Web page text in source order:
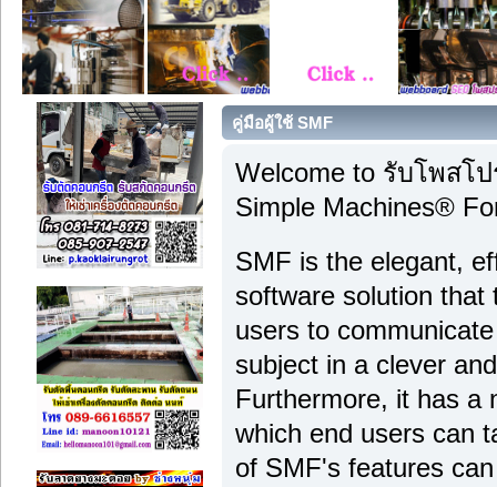
คู่มือผู้ใช้ SMF
Welcome to รับโพสโ
Simple Machines®
SMF is the elegant,
software solution that
users to
subject in a clever
Furthermore, it has a
which end users can
of SMF's features